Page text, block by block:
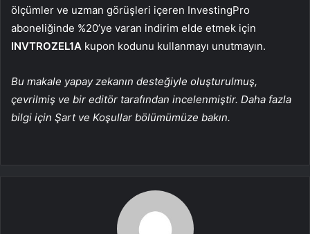
ölçümler ve uzman görüşleri içeren InvestingPro
aboneliğinde %20’ye varan indirim elde etmek için
INVTROZEL1A kupon kodunu kullanmayı unutmayın.
Bu makale yapay zekanın desteğiyle oluşturulmuş,
çevrilmiş ve bir editör tarafından incelenmiştir. Daha fazla
bilgi için Şart ve Koşullar bölümümüze bakın.